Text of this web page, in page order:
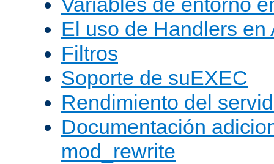
El uso de Handlers en
Filtros
Soporte de suEXEC
Rendimiento del
Documentación
mod_rewrite